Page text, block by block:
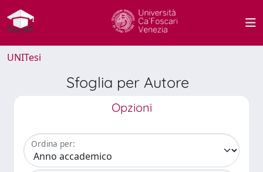
UNITesi
Sfoglia per Autore
Opzioni
Ordina per: